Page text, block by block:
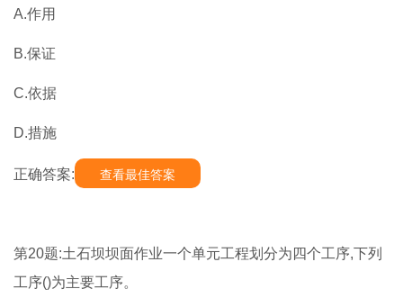
A.作用
B.保证
C.依据
D.措施
正确答案: 查看最佳答案
第20题:土石坝坝面作业一个单元工程划分为四个工序,下列
工序()为主要工序。